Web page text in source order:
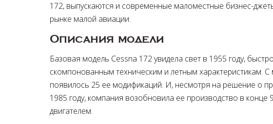
172, выпускаются и современные маломестные бизнес-
рынке малой авиации.
Описания модели
Базовая модель Cessna 172 увидела свет в 1955 году,
скомпонованным техническим и летным характеристикам.
появилось 25 ее модификаций. И, несмотря на решение о
1985 году, компания возобновила ее производство в
двигателем.